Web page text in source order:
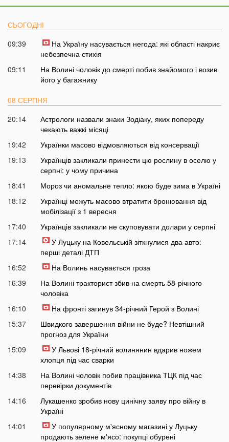
СЬОГОДНІ
09:39
На Україну насувається негода: які області накриє
небезпечна стихія
09:11
На Волині чоловік до смерті побив знайомого і возив
його у багажнику
08 СЕРПНЯ
20:14
Астрологи назвали знаки Зодіаку, яких попереду
чекають важкі місяці
19:42
Українки масово відмовляються від консервації
19:13
Українців закликали принести цю рослину в оселю у
серпні: у чому причина
18:41
Мороз чи аномальне тепло: якою буде зима в Україні
18:12
Українці можуть масово втратити бронювання від
мобілізації з 1 вересня
17:40
Українців закликали не скуповувати долари у серпні
17:14
У Луцьку на Ковельській зіткнулися два авто:
перші деталі ДТП
16:52
На Волинь насувається гроза
16:39
На Волині тракторист збив на смерть 58-річного
чоловіка
16:10
На фронті загинув 34-річний Герой з Волині
15:37
Швидкого завершення війни не буде? Невтішний
прогноз для України
15:09
У Львові 18-річний волинянин вдарив ножем
хлопця під час сварки
14:38
На Волині чоловік побив працівника ТЦК під час
перевірки документів
14:16
Лукашенко зробив нову цинічну заяву про війну в
Україні
14:01
У популярному м'ясному магазині у Луцьку
продають зелене м'ясо: покупці обурені